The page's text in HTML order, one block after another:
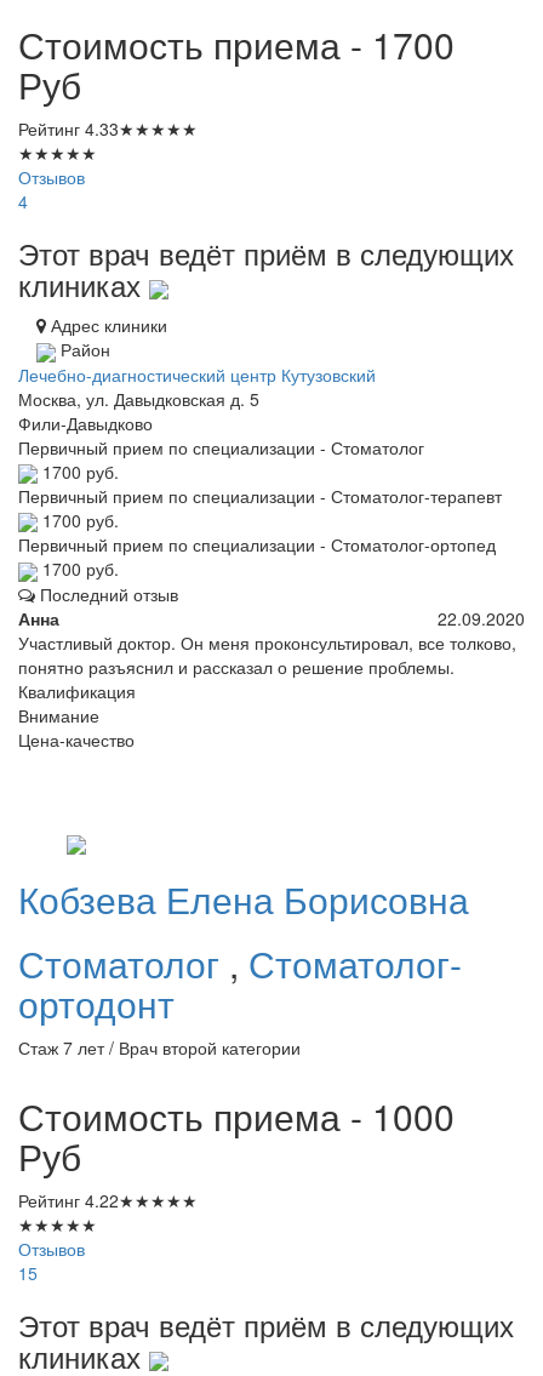
Стоимость приема - 1700
Руб
Рейтинг 4.33★★★★★
★★★★★
Отзывов
4
Этот врач ведёт приём в следующих
клиниках
Адрес клиники
Район
Лечебно-диагностический центр Кутузовский
Москва, ул. Давыдковская д. 5
Фили-Давыдково
Первичный прием по специализации - Стоматолог
1700 руб.
Первичный прием по специализации - Стоматолог-терапевт
1700 руб.
Первичный прием по специализации - Стоматолог-ортопед
1700 руб.
Последний отзыв
Анна
22.09.2020
Участливый доктор. Он меня проконсультировал, все толково,
понятно разъяснил и рассказал о решение проблемы.
Квалификация
Внимание
Цена-качество
Кобзева Елена Борисовна
Стоматолог , Стоматолог-
ортодонт
Стаж 7 лет / Врач второй категории
Стоимость приема - 1000
Руб
Рейтинг 4.22★★★★★
★★★★★
Отзывов
15
Этот врач ведёт приём в следующих
клиниках